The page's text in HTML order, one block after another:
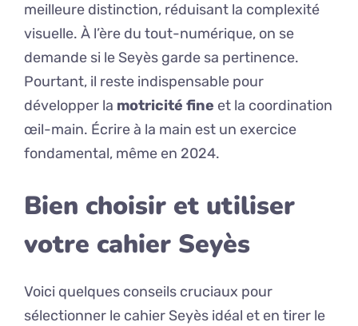
meilleure distinction, réduisant la complexité
visuelle. À l’ère du tout-numérique, on se
demande si le Seyès garde sa pertinence.
Pourtant, il reste indispensable pour
développer la motricité fine et la coordination
œil-main. Écrire à la main est un exercice
fondamental, même en 2024.
Bien choisir et utiliser
votre cahier Seyès
Voici quelques conseils cruciaux pour
sélectionner le cahier Seyès idéal et en tirer le